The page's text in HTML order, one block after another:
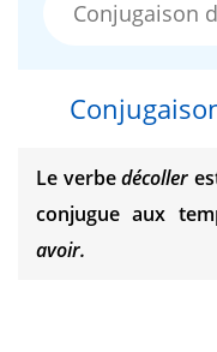
Le verbedécoller
conjugue aux
avoir.